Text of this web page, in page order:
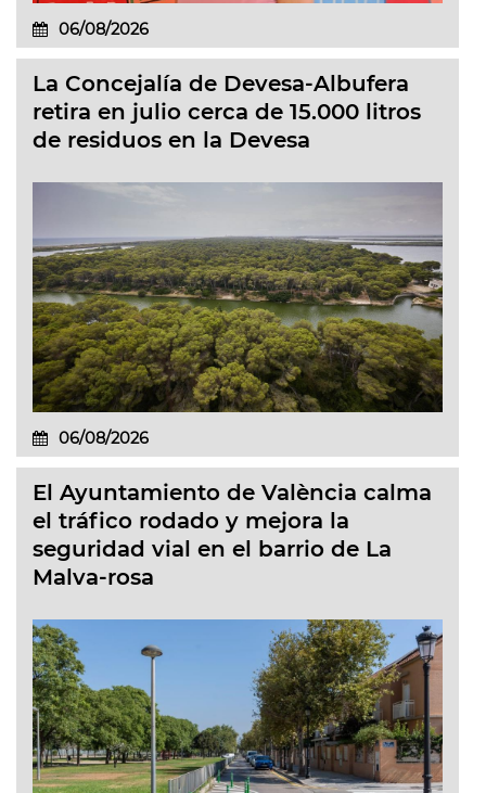
06/08/2026
La Concejalía de Devesa-Albufera
retira en julio cerca de 15.000 litros
de residuos en la Devesa
06/08/2026
El Ayuntamiento de València calma
el tráfico rodado y mejora la
seguridad vial en el barrio de La
Malva-rosa